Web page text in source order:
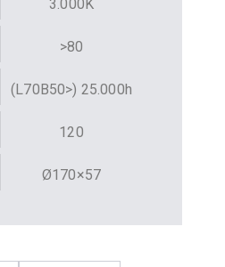
3.000K
>80
(L70B50>) 25.000h
120
Ø170×57